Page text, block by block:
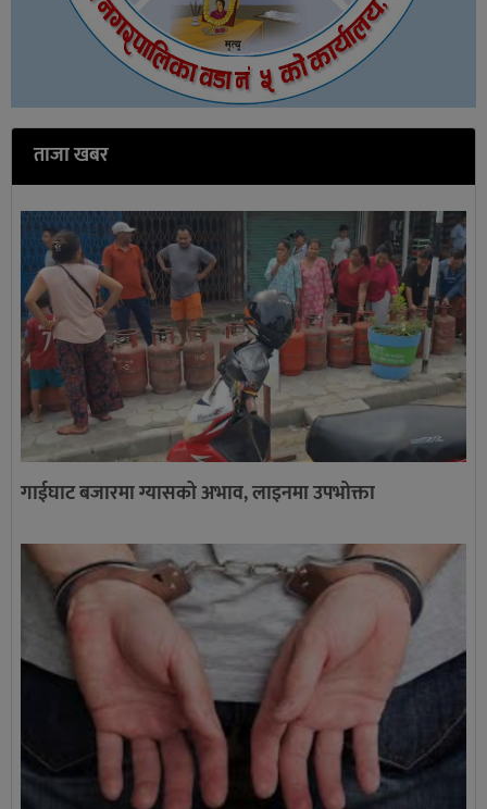
ताजा खबर
गाईघाट बजारमा ग्यासको अभाव, लाइनमा उपभोक्ता